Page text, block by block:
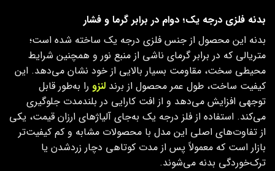
بدنه‌ فلزی درجه‌ یک؛ دوام در برابر گرما و فشار
بدنه‌ این محصول از جنس فلزی درجه‌ یک ساخته شده است؛
متریالی که در برابر گرمای ناشی از منبع نور و همچنین شرایط
محیطی سخت، مقاومت بسیار بالایی از خود نشان می‌دهد. این
کیفیت ساخت، طول عمر محصول از برند لنزو را به‌طور قابل‌
توجهی افزایش می‌دهد و از افت کارایی در بلندمدت جلوگیری
می‌کند. استفاده از فلز درجه‌ یک به‌جای آلیاژهای ارزان‌ قیمت، یکی
از تفاوت‌های اصلی این مدل با محصولات مشابه و کم‌ کیفیت‌تر
بازار است که معمولاً پس از مدت کوتاهی دچار زردشدن یا
ترک‌خوردگی بدنه می‌شوند.